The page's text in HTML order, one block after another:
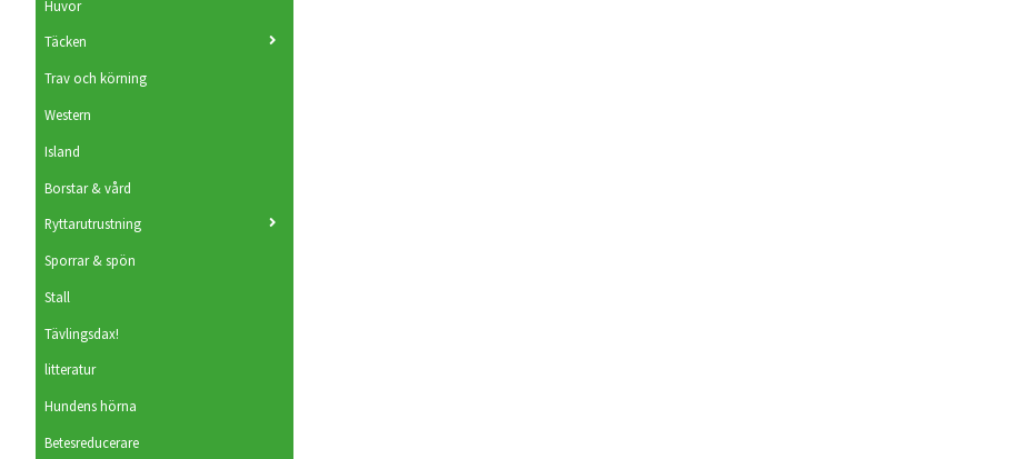
Huvor
Täcken
Trav och körning
Western
Island
Borstar & vård
Ryttarutrustning
Sporrar & spön
Stall
Tävlingsdax!
litteratur
Hundens hörna
Betesreducerare